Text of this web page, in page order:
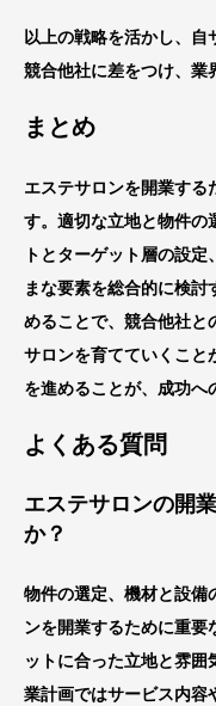
以上の戦略を活かし、自
競合他社に差をつけ、業
まとめ
エステサロンを開業する
す。適切な立地と物件の
トとターゲット層の設
まな要素を総合的に検
めることで、競合他社と
サロンを育てていくこと
を進めることが、成功へ
よくある質問
エステサロンの開
か？
物件の選定、機材と設備
ンを開業するために重要
ットに合った立地と雰
業計画ではサービス内容